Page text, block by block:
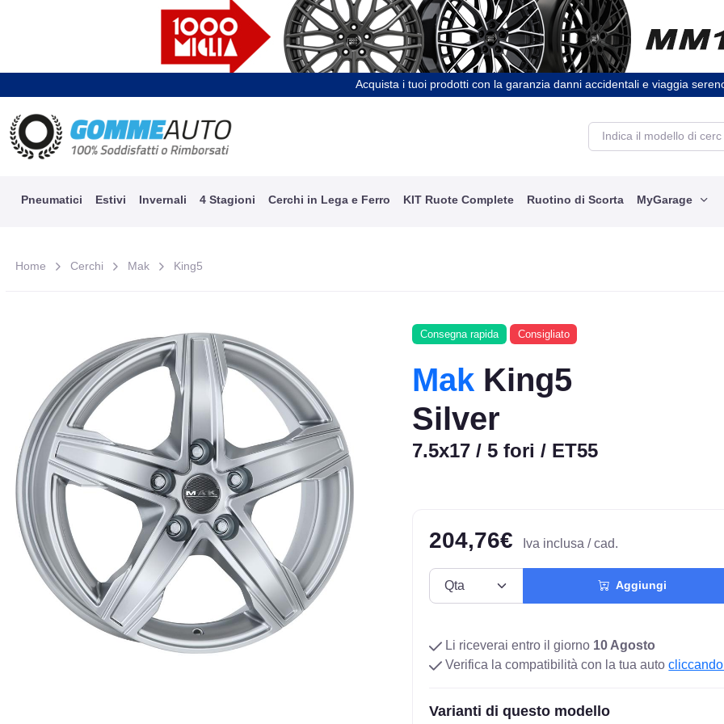
Acquista i tuoi prodotti con la garanzia danni accidentali e viaggia
Pneumatici Estivi Invernali 4 Stagioni Cerchi in Lega e Ferro KIT Ruote Complete Ruotino di Scorta MyGarage
Home Cerchi Mak King5
Consegna rapida Consigliato
Mak King5
Silver
7.5x17 / 5 fori / ET55
204,76€ Iva inclusa / cad.
Aggiungi
Li riceverai entro il giorno 10 Agosto
Verifica la compatibilità con la tua auto
Varianti di questo modello